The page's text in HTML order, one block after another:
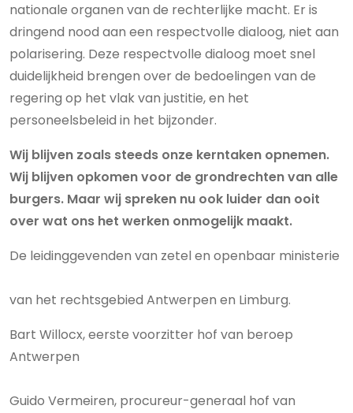
nationale organen van de rechterlijke macht. Er is
dringend nood aan een respectvolle dialoog, niet aan
polarisering. Deze respectvolle dialoog moet snel
duidelijkheid brengen over de bedoelingen van de
regering op het vlak van justitie, en het
personeelsbeleid in het bijzonder.
Wij blijven zoals steeds onze kerntaken opnemen.
Wij blijven opkomen voor de grondrechten van alle
burgers. Maar wij spreken nu ook luider dan ooit
over wat ons het werken onmogelijk maakt.
De leidinggevenden van zetel en openbaar ministerie
van het rechtsgebied Antwerpen en Limburg.
Bart Willocx, eerste voorzitter hof van beroep
Antwerpen
Guido Vermeiren, procureur-generaal hof van